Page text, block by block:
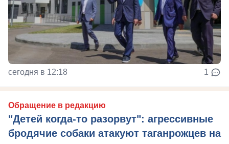
сегодня в 12:18 1
Обращение в редакцию
"Детей когда-то разорвут": агрессивные
бродячие собаки атакуют таганрожцев на